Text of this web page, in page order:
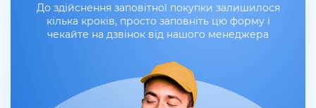
До здійснення заповітної покупки залишилося
кілька кроків, просто заповніть цю форму і
чекайте на дзвінок від нашого менеджера